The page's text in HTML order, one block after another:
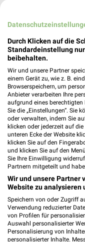
Dehner
Alter
Heute
471,68
Blumen
40764
Heute
470,45 km
Blumen
Lübecker
41540
Heute
479,92 km
Durch Klicken auf die
Standardeinstellung
beibehalten.
Wir und unsere Partner
einem Gerät zu, wie z. B.
Browserspeichern, um
Anbieter verarbeiten Ihre
aufgrund eines berechtigten
Sie die „Einstellungen“. Sie
oder verwalten, indem Sie
klicken oder jederzeit auf
unteren Ecke der Website
klicken Sie auf den
und klicken Sie auf den
Sie Ihre Einwilligung
Partnern mitgeteilt und
Wir und unsere Partner
Website zu analysieren
Speichern von oder Zugriff
Verwendung reduzierter
von Profilen für
Auswahl personalisierter
Personalisierung von
personalisierter Inhalte.